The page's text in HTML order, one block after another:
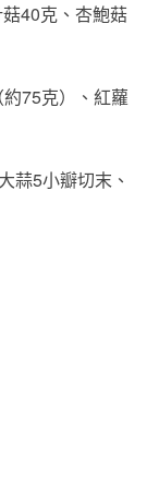
40克、杏鮑菇
75克）、紅蘿
蒜5小瓣切末、